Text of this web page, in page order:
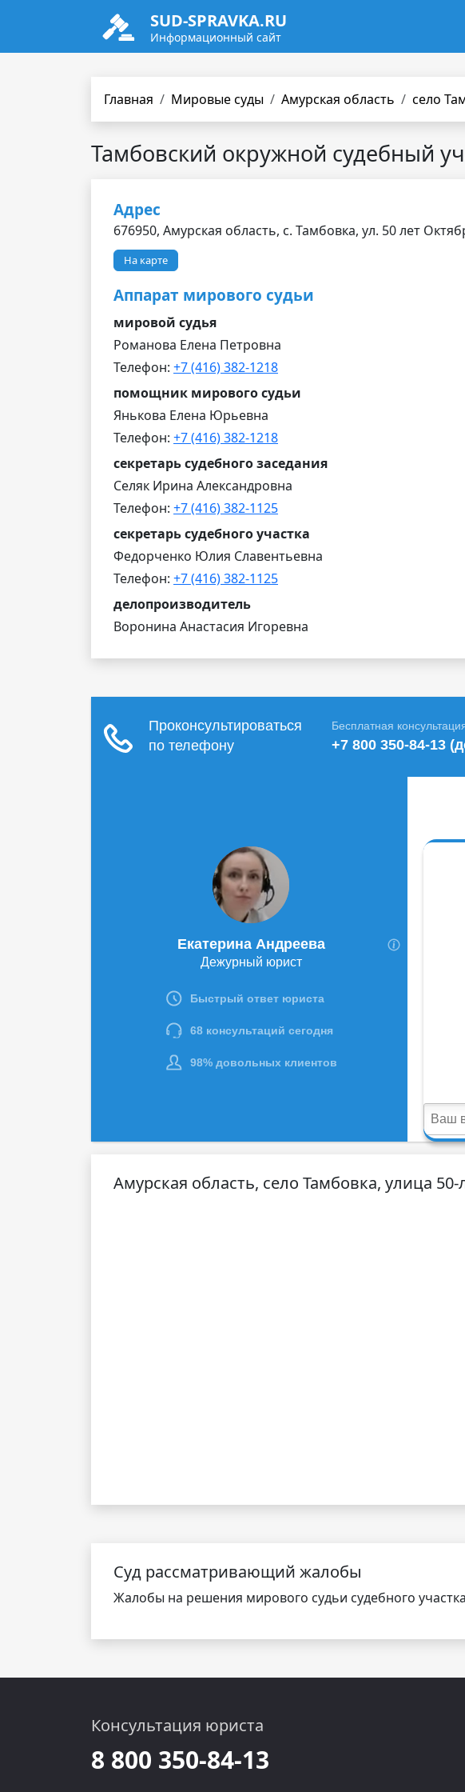
SUD-SPRAVKA.RU
Информационный сайт
Главная Мировые суды Амурская область село
Тамбовский окружной судебный
Адрес
676950, Амурская область, с. Тамбовка, ул. 50 лет
На карте
Аппарат мирового судьи
мировой судья
Романова Елена Петровна
Телефон: +7 (416) 382-1218
помощник мирового судьи
Янькова Елена Юрьевна
Телефон: +7 (416) 382-1218
секретарь судебного заседания
Селяк Ирина Александровна
Телефон: +7 (416) 382-1125
секретарь судебного участка
Федорченко Юлия Славентьевна
Телефон: +7 (416) 382-1125
делопроизводитель
Воронина Анастасия Игоревна
Амурская область, село Тамбовка, улица
Cуд рассматривающий жалобы
Жалобы на решения мирового судьи судебного
Консультация юриста
8 800 350-84-13